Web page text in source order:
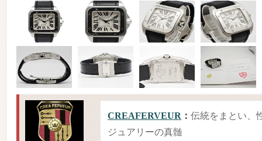
CREAFERVEUR ： 伝統をまとい、
ジュアリーの真髄